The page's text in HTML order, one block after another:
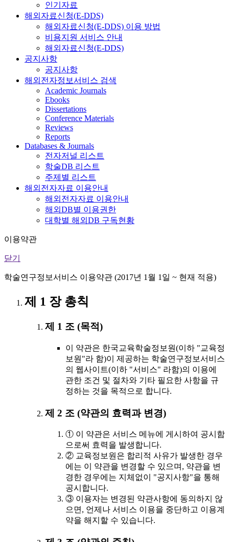
인기자료
해외자료신청(E-DDS)
해외자료신청(E-DDS) 이용 방법
비용지원 서비스 안내
해외자료신청(E-DDS)
공지사항
공지사항
해외전자정보서비스 검색
Academic Journals
Ebooks
Dissertations
Conference Materials
Reviews
Reports
Databases & Journals
전자저널 리스트
학술DB 리스트
주제별 리스트
해외전자자료 이용안내
해외전자자료 이용안내
해외DB별 이용권한
대학별 해외DB 구독현황
이용약관
닫기
학술연구정보서비스 이용약관 (2017년 1월 1일 ~ 현재 적용)
제 1 장 총칙
제 1 조 (목적)
이 약관은 한국교육학술정보원(이하 "교육정
보원"라 함)이 제공하는 학술연구정보서비스
의 웹사이트(이하 "서비스" 라함)의 이용에
관한 조건 및 절차와 기타 필요한 사항을 규
정하는 것을 목적으로 합니다.
제 2 조 (약관의 효력과 변경)
① 이 약관은 서비스 메뉴에 게시하여 공시함
으로써 효력을 발생합니다.
② 교육정보원은 합리적 사유가 발생한 경우
에는 이 약관을 변경할 수 있으며, 약관을 변
경한 경우에는 지체없이 "공지사항"을 통해
공시합니다.
③ 이용자는 변경된 약관사항에 동의하지 않
으면, 언제나 서비스 이용을 중단하고 이용계
약을 해지할 수 있습니다.